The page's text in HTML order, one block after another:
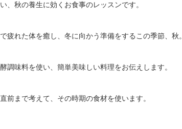
、秋の養生に効くお食事のレッスンです。
疲れた体を癒し、冬に向かう準備をするこの季節、秋。
調味料を使い、簡単美味しい料理をお伝えします。
前まで考えて、その時期の食材を使います。